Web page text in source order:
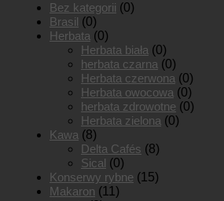
Bez kategorii (0)
Brasil (0)
Herbata (0)
Herbata biała (0)
herbata czarna (0)
Herbata czerwona (0)
Herbata owocowa (0)
herbata zdrowotne (0)
Herbata zielona (0)
Kawa (8)
Delta Cafés (8)
Sical (0)
Konserwy rybne (15)
Makaron (11)